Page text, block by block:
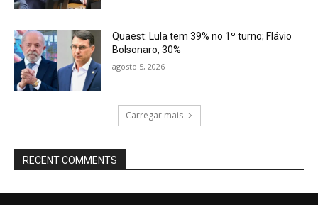
Quaest: Lula tem 39% no 1º turno; Flávio
Bolsonaro, 30%
agosto 5, 2026
Carregar mais
RECENT COMMENTS